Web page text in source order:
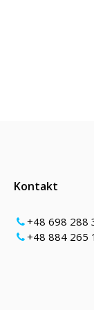
Kontakt
+48 698 288
+48 884 265